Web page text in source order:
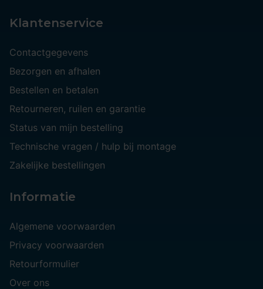
Klantenservice
Contactgegevens
Bezorgen en afhalen
Bestellen en betalen
Retourneren, ruilen en garantie
Status van mijn bestelling
Technische vragen / hulp bij montage
Zakelijke bestellingen
Informatie
Algemene voorwaarden
Privacy voorwaarden
Retourformulier
Over ons